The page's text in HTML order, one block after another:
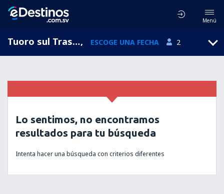
Menú
Tuoro sul Trasimeno, Umbria, Italia, ESCOGE UNA FECHA 2
Lo sentimos, no encontramos
resultados para tu búsqueda
Intenta hacer una búsqueda con criterios diferentes